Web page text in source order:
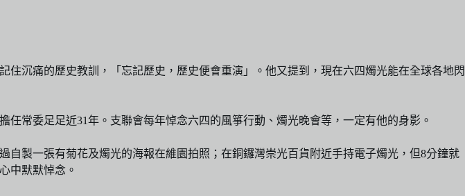
沉痛的歷史教訓，「忘記歷史，歷史便會重演」。他又提到，現在六四燭光能在全球各地閃
常委足足近31年。支聯會每年悼念六四的風箏行動、燭光晚會等，一定有他的身影。
製一張有菊花及燭光的海報在維園拍照；在銅鑼灣崇光百貨附近手持電子燭光，但8分鐘就
中默默悼念。